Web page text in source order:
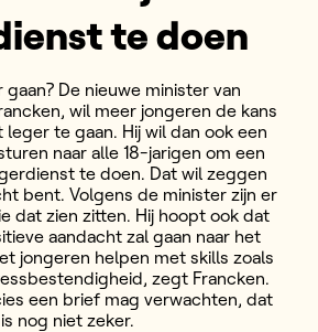
te doen
gaan? De nieuwe minister van
wil meer jongeren de kans
te gaan. Hij wil dan ook een
naar alle 18-jarigen om een
te doen. Dat wil zeggen
bent. Volgens de minister zijn er
dat zien zitten. Hij hoopt ook dat
aandacht zal gaan naar het
jongeren helpen met skills zoals
zegt Francken.
een brief mag verwachten, dat
is nog niet zeker.